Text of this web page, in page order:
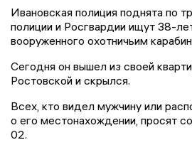
Ивановская полиция поднята по
полиции и Росгвардии ищут 38-
вооруженного охотничьим
Сегодня он вышел из своей
Ростовской и скрылся.
Всех, кто видел мужчину или
о его местонахождении, просят
02.